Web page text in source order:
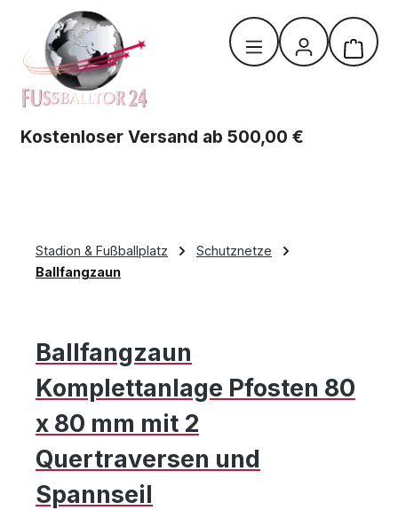
Zum Hauptinhalt springen
Kostenloser Versand ab 500,00 €
Stadion & Fußballplatz
Schutznetze
Ballfangzaun
Ballfangzaun
Komplettanlage Pfosten 80
x 80 mm mit 2
Quertraversen und
Spannseil